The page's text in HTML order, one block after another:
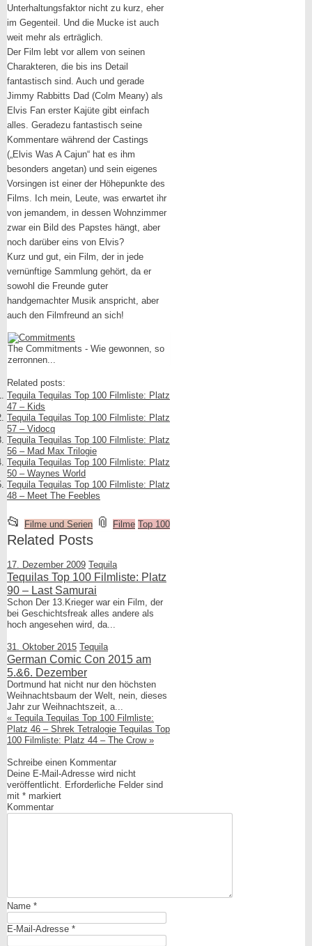
Unterhaltungsfaktor nicht zu kurz, eher
im Gegenteil. Und die Mucke ist auch
weit mehr als erträglich.
Der Film lebt vor allem von seinen
Charakteren, die bis ins Detail
fantastisch sind. Auch und gerade
Jimmy Rabbitts Dad (Colm Meany) als
Elvis Fan erster Kajüte gibt einfach
alles. Geradezu fantastisch seine
Kommentare während der Castings
(„Elvis Was A Cajun“ hat es ihm
besonders angetan) und sein eigenes
Vorsingen ist einer der Höhepunkte des
Films. Ich mein, Leute, was erwartet ihr
von jemandem, in dessen Wohnzimmer
zwar ein Bild des Papstes hängt, aber
noch darüber eins von Elvis?
Kurz und gut, ein Film, der in jede
vernünftige Sammlung gehört, da er
sowohl die Freunde guter
handgemachter Musik anspricht, aber
auch den Filmfreund an sich!
The Commitments - Wie gewonnen, so
zerronnen...
Related posts:
Tequila Tequilas Top 100 Filmliste: Platz
47 – Kids
Tequila Tequilas Top 100 Filmliste: Platz
57 – Vidocq
Tequila Tequilas Top 100 Filmliste: Platz
56 – Mad Max Trilogie
Tequila Tequilas Top 100 Filmliste: Platz
50 – Waynes World
Tequila Tequilas Top 100 Filmliste: Platz
48 – Meet The Feebles
📂 This
entry
posted
in
Filme und Serien 📎 and
Filme Top 100
Related Posts
17. Dezember 2009 Tequila
Tequilas Top 100 Filmliste: Platz
90 – Last Samurai
Schon Der 13.Krieger war ein Film, der
bei Geschichtsfreak alles andere als
hoch angesehen wird, da...
31. Oktober 2015 Tequila
German Comic Con 2015 am
5.&6. Dezember
Dortmund hat nicht nur den höchsten
Weihnachtsbaum der Welt, nein, dieses
Jahr zur Weihnachtszeit, a...
« Tequila Tequilas Top 100 Filmliste:
Platz 46 – Shrek Tetralogie Tequilas Top
100 Filmliste: Platz 44 – The Crow »
Schreibe einen Kommentar
Deine E-Mail-Adresse wird nicht
veröffentlicht.
Erforderliche Felder sind
mit * markiert
Kommentar
Name *
E-Mail-Adresse *